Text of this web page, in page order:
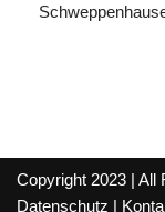
Copyright 2023 | All
Datenschutz |